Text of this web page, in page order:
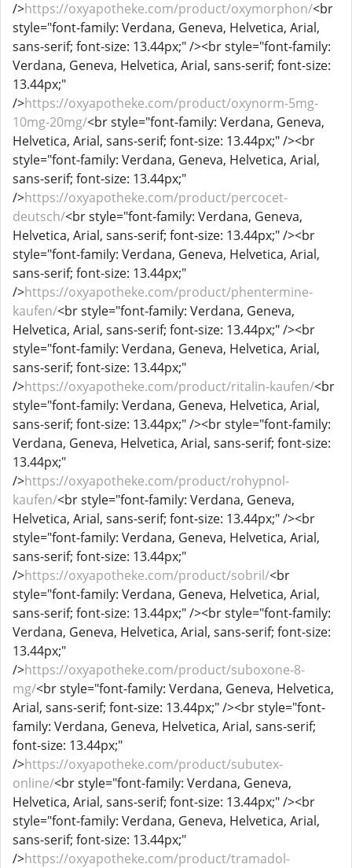
/>https://oxyapotheke.com/product/oxymorphon/<br
style="font-family: Verdana, Geneva, Helvetica, Arial,
sans-serif; font-size: 13.44px;" /><br style="font-family:
Verdana, Geneva, Helvetica, Arial, sans-serif; font-size:
13.44px;"
/>https://oxyapotheke.com/product/oxynorm-5mg-
10mg-20mg/<br style="font-family: Verdana, Geneva,
Helvetica, Arial, sans-serif; font-size: 13.44px;" /><br
style="font-family: Verdana, Geneva, Helvetica, Arial,
sans-serif; font-size: 13.44px;"
/>https://oxyapotheke.com/product/percocet-
deutsch/<br style="font-family: Verdana, Geneva,
Helvetica, Arial, sans-serif; font-size: 13.44px;" /><br
style="font-family: Verdana, Geneva, Helvetica, Arial,
sans-serif; font-size: 13.44px;"
/>https://oxyapotheke.com/product/phentermine-
kaufen/<br style="font-family: Verdana, Geneva,
Helvetica, Arial, sans-serif; font-size: 13.44px;" /><br
style="font-family: Verdana, Geneva, Helvetica, Arial,
sans-serif; font-size: 13.44px;"
/>https://oxyapotheke.com/product/ritalin-kaufen/<br
style="font-family: Verdana, Geneva, Helvetica, Arial,
sans-serif; font-size: 13.44px;" /><br style="font-family:
Verdana, Geneva, Helvetica, Arial, sans-serif; font-size:
13.44px;"
/>https://oxyapotheke.com/product/rohypnol-
kaufen/<br style="font-family: Verdana, Geneva,
Helvetica, Arial, sans-serif; font-size: 13.44px;" /><br
style="font-family: Verdana, Geneva, Helvetica, Arial,
sans-serif; font-size: 13.44px;"
/>https://oxyapotheke.com/product/sobril/<br
style="font-family: Verdana, Geneva, Helvetica, Arial,
sans-serif; font-size: 13.44px;" /><br style="font-family:
Verdana, Geneva, Helvetica, Arial, sans-serif; font-size:
13.44px;"
/>https://oxyapotheke.com/product/suboxone-8-
mg/<br style="font-family: Verdana, Geneva, Helvetica,
Arial, sans-serif; font-size: 13.44px;" /><br style="font-
family: Verdana, Geneva, Helvetica, Arial, sans-serif;
font-size: 13.44px;"
/>https://oxyapotheke.com/product/subutex-
online/<br style="font-family: Verdana, Geneva,
Helvetica, Arial, sans-serif; font-size: 13.44px;" /><br
style="font-family: Verdana, Geneva, Helvetica, Arial,
sans-serif; font-size: 13.44px;"
/>https://oxyapotheke.com/product/tramadol-